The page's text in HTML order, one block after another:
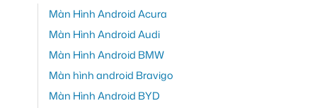
Màn Hình Android Acura
Màn Hình Android Audi
Màn Hình Android BMW
Màn hình android Bravigo
Màn Hình Android BYD